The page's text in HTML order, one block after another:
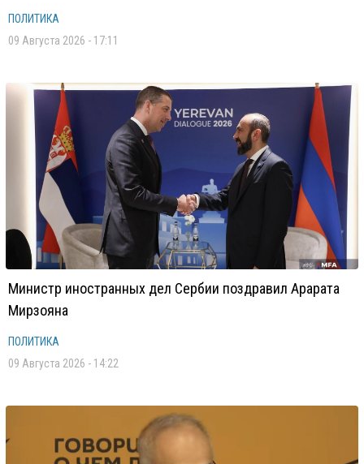
ПОЛИТИКА
09 Августа 2026 - 17:11
Министр иностранных дел Сербии поздравил Арарата
Мирзояна
ПОЛИТИКА
09 Августа 2026 - 14:22